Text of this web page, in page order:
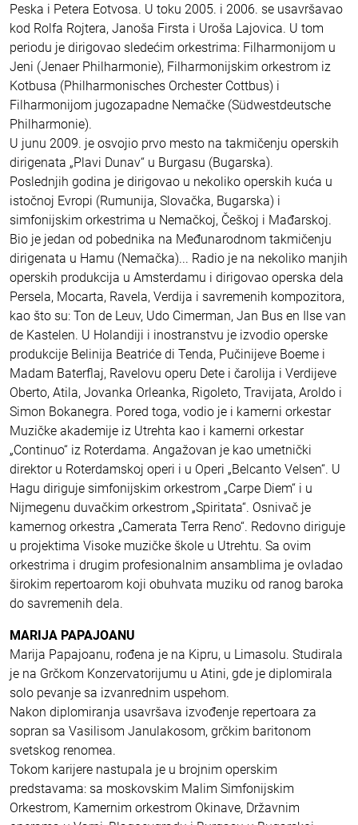
Peska i Petera Eotvosa. U toku 2005. i 2006. se usavršavao
kod Rolfa Rojtera, Janoša Firsta i Uroša Lajovica. U tom
periodu je dirigovao sledećim orkestrima: Filharmonijom u
Jeni (Jenaer Philharmonie), Filharmonijskim orkestrom iz
Kotbusa (Philharmonisches Orchester Cottbus) i
Filharmonijom jugozapadne Nemačke (Südwestdeutsche
Philharmonie).
U junu 2009. je osvojio prvo mesto na takmičenju operskih
dirigenata „Plavi Dunav“ u Burgasu (Bugarska).
Poslednjih godina je dirigovao u nekoliko operskih kuća u
istočnoj Evropi (Rumunija, Slovačka, Bugarska) i
simfonijskim orkestrima u Nemačkoj, Češkoj i Mađarskoj.
Bio je jedan od pobednika na Međunarodnom takmičenju
dirigenata u Hamu (Nemačka)... Radio je na nekoliko manjih
operskih produkcija u Amsterdamu i dirigovao operska dela
Persela, Mocarta, Ravela, Verdija i savremenih kompozitora,
kao što su: Ton de Leuv, Udo Cimerman, Jan Bus en Ilse van
de Kastelen. U Holandiji i inostranstvu je izvodio operske
produkcije Belinija Beatriće di Tenda, Pučinijeve Boeme i
Madam Baterflaj, Ravelovu operu Dete i čarolija i Verdijeve
Oberto, Atila, Jovanka Orleanka, Rigoleto, Travijata, Aroldo i
Simon Bokanegra. Pored toga, vodio je i kamerni orkestar
Muzičke akademije iz Utrehta kao i kamerni orkestar
„Continuo“ iz Roterdama. Angažovan je kao umetnički
direktor u Roterdamskoj operi i u Operi „Belcanto Velsen“. U
Hagu diriguje simfonijskim orkestrom „Carpe Diem“ i u
Nijmegenu duvačkim orkestrom „Spiritata“. Osnivač je
kamernog orkestra „Camerata Terra Reno“. Redovno diriguje
u projektima Visoke muzičke škole u Utrehtu. Sa ovim
orkestrima i drugim profesionalnim ansamblima je ovladao
širokim repertoarom koji obuhvata muziku od ranog baroka
do savremenih dela.
MARIJA PAPAJOANU
Marija Papajoanu, rođena je na Kipru, u Limasolu. Studirala
je na Grčkom Konzervatorijumu u Atini, gde je diplomirala
solo pevanje sa izvanrednim uspehom.
Nakon diplomiranja usavršava izvođenje repertoara za
sopran sa Vasilisom Janulakosom, grčkim baritonom
svetskog renomea.
Tokom karijere nastupala je u brojnim operskim
predstavama: sa moskovskim Malim Simfonijskim
Orkestrom, Kamernim orkestrom Okinave, Državnim